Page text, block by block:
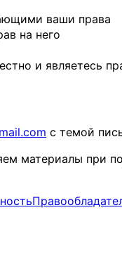
ваши права
на него
и являетесь
с темой
материалы при